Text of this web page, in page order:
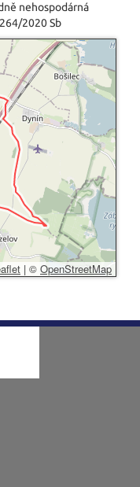
nehospodárná
2020 Sb
| © OpenStreetMap